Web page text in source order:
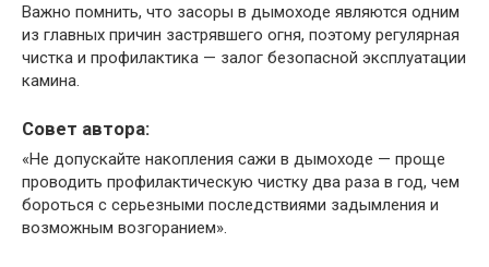
Важно помнить, что засоры в дымоходе являются одним
из главных причин застрявшего огня, поэтому регулярная
чистка и профилактика — залог безопасной эксплуатации
камина.
Совет автора:
«Не допускайте накопления сажи в дымоходе — проще
проводить профилактическую чистку два раза в год, чем
бороться с серьезными последствиями задымления и
возможным возгоранием».